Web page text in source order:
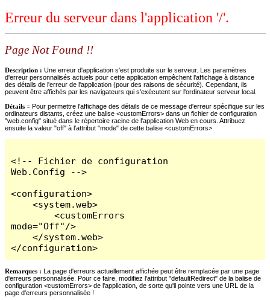
Erreur du serveur dans l'application '/'.
Page Not Found !!
Description : Une erreur d'application s'est produite sur le serveur. Les paramètres
d'erreur personnalisés actuels pour cette application empêchent l'affichage à distance
des détails de l'erreur de l'application (pour des raisons de sécurité). Cependant, ils
peuvent être affichés par les navigateurs qui s'exécutent sur l'ordinateur serveur local.
Détails = Pour permettre l'affichage des détails de ce message d'erreur spécifique sur les
ordinateurs distants, créez une balise <customErrors> dans un fichier de configuration
"web.config" situé dans le répertoire racine de l'application Web en cours. Attribuez
ensuite la valeur "off" à l'attribut "mode" de cette balise <customErrors>.
<!-- Fichier de configuration
Web.Config -->
<configuration>
    <system.web>
        <customErrors
mode="Off"/>
    </system.web>
</configuration>
Remarques : La page d'erreurs actuellement affichée peut être remplacée par une page
d'erreurs personnalisée. Pour ce faire, modifiez l'attribut "defaultRedirect" de la balise de
configuration <customErrors> de l'application, de sorte qu'il pointe vers une URL de la
page d'erreurs personnalisée !